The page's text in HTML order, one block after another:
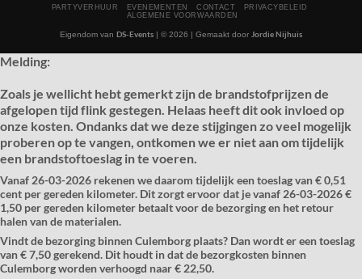
PARTYVERHUUR EVENEMENTEN CONTACT
PRIVACYBELEID
ALGEMENE VOORWAARDEN
Eigendom van DS-Events | © 2026 | Gemaakt door Jordie Nijhuis
Melding:
Zoals je wellicht hebt gemerkt zijn de brandstofprijzen de
afgelopen tijd flink gestegen. Helaas heeft dit ook invloed op
onze kosten. Ondanks dat we deze stijgingen zo veel mogelijk
proberen op te vangen, ontkomen we er niet aan om tijdelijk
een brandstoftoeslag in te voeren.
Vanaf 26-03-2026 rekenen we daarom tijdelijk een toeslag van€ 0,51
cent per gereden kilometer. Dit zorgt ervoor dat je vanaf 26-03-2026 €
1,50 per gereden kilometer betaalt voor de bezorging en het retour
halen van de materialen.
Vindt de bezorging binnen Culemborg plaats? Dan wordt er een toeslag
van € 7,50 gerekend. Dit houdt in dat de bezorgkosten binnen
Culemborg worden verhoogd naar € 22,50.